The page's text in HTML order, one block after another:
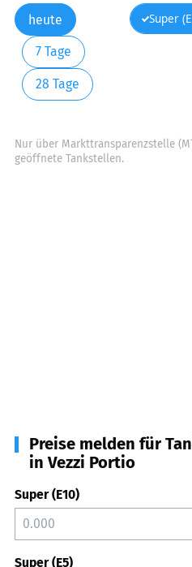
heute
7 Tage
28 Tage
Super
Nur über Markttransparenzstelle
geöffnete Tankstellen.
Preise melden für
in Vezzi Portio
Super (E10)
Super (E5)